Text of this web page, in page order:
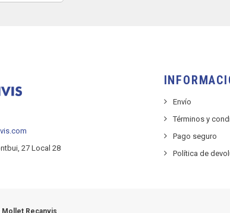
27 Local 28
Envío
Términos y
Pago seguro
Política de
Mollet Recanvis